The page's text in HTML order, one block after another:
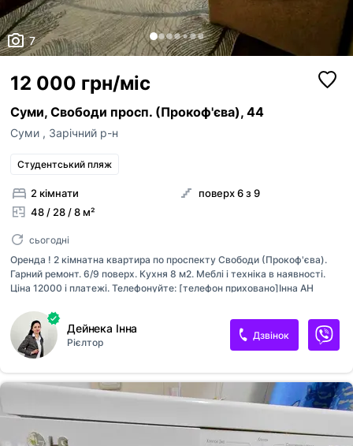
7
12 000 грн/міс
Суми, Свободи просп. (Прокоф'єва), 44
Суми , Зарічний р-н
Студентський пляж
2 кімнати
48 / 28 / 8 м²
поверх 6 з 9
сьогодні
Оренда ! 2 кімнатна квартира по проспекту Свободи (Прокоф'єва).
Гарний ремонт. 6/9 поверх. Кухня 8 м2. Меблі і техніка в наявності.
Ціна 12000 і платежі. Телефонуйте: [телефон приховано]Інна АН
Дейнека Інна
Рієлтор
Дзвінок